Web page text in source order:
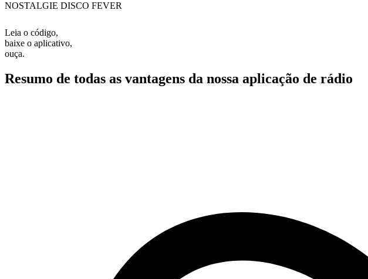
NOSTALGIE DISCO FEVER
Leia o código,
baixe o aplicativo,
ouça.
Resumo de todas as vantagens da nossa aplicação de rádio